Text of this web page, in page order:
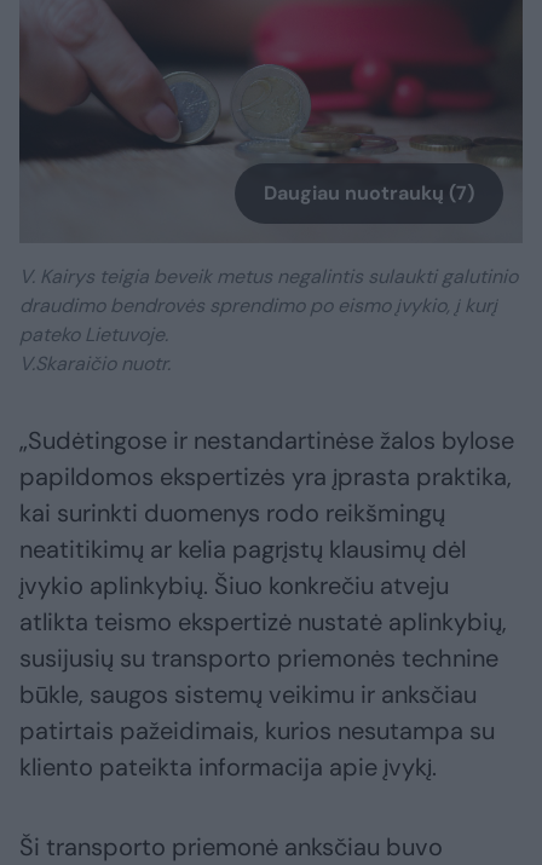
Daugiau nuotraukų (7)
V. Kairys teigia beveik metus negalintis sulaukti galutinio
draudimo bendrovės sprendimo po eismo įvykio, į kurį
pateko Lietuvoje.
V.Skaraičio nuotr.
„Sudėtingose ir nestandartinėse žalos bylose
papildomos ekspertizės yra įprasta praktika,
kai surinkti duomenys rodo reikšmingų
neatitikimų ar kelia pagrįstų klausimų dėl
įvykio aplinkybių. Šiuo konkrečiu atveju
atlikta teismo ekspertizė nustatė aplinkybių,
susijusių su transporto priemonės technine
būkle, saugos sistemų veikimu ir anksčiau
patirtais pažeidimais, kurios nesutampa su
kliento pateikta informacija apie įvykį.
Ši transporto priemonė anksčiau buvo